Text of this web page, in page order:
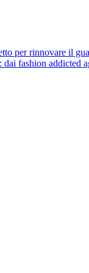
per rinnovare il
fashion